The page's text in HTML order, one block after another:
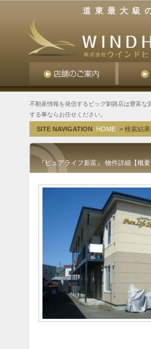
道東最大級
不動産情報を発信するビッグ釧路店は豊富
する事ならお任せください。
SITE NAVIGATION HOME > 検索結果
『ピュアライフ新富』 物件詳細【概要